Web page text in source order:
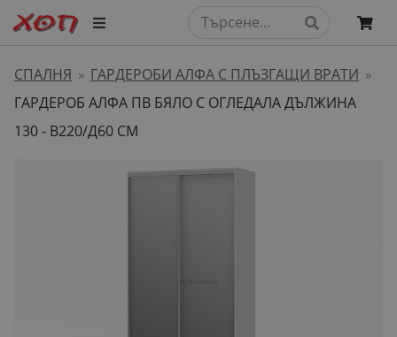
СПАЛНЯ » ГАРДЕРОБИ АЛФА С ПЛЪЗГАЩИ ВРАТИ »
ГАРДЕРОБ АЛФА ПВ БЯЛО С ОГЛЕДАЛА ДЪЛЖИНА
130 - В220/Д60 СМ